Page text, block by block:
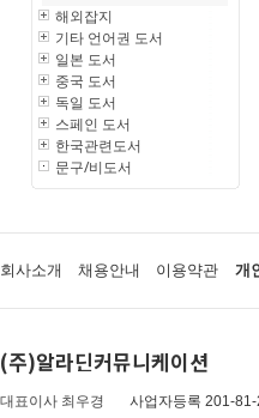
해외잡지
기타 언어권 도서
일본 도서
중국 도서
독일 도서
스페인 도서
한국관련도서
문구/비도서
회사소개 채용안내 이용약관 개
(주)알라딘커뮤니케이션
대표이사 최우경 사업자등록 201-